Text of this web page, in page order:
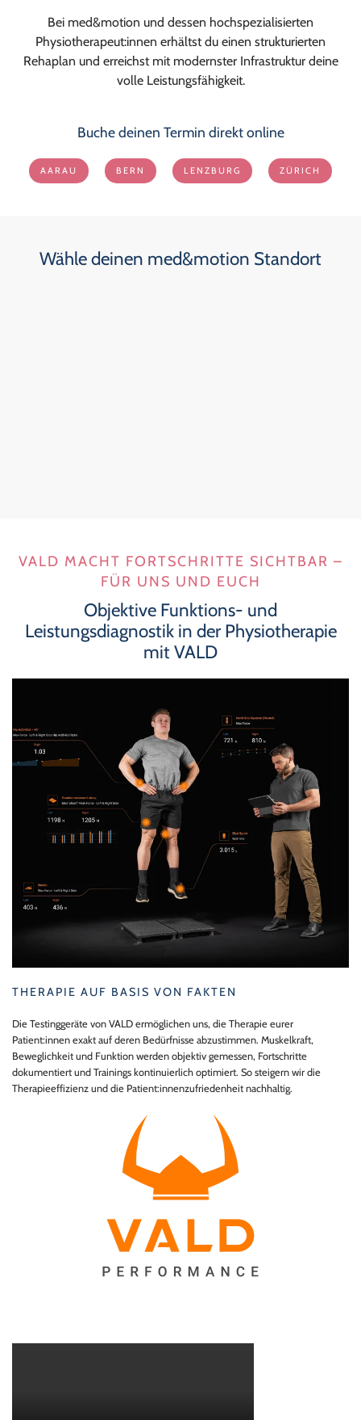
Bei med&motion und dessen hochspezialisierten
Physiotherapeut:innen erhältst du einen strukturierten
Rehaplan und erreichst mit modernster Infrastruktur deine
volle Leistungsfähigkeit.
Buche deinen Termin direkt online
AARAU BERN LENZBURG ZÜRICH
Wähle deinen med&motion Standort
VALD MACHT FORTSCHRITTE SICHTBAR –
FÜR UNS UND EUCH
Objektive Funktions- und
Leistungsdiagnostik in der Physiotherapie
mit VALD
THERAPIE AUF BASIS VON FAKTEN
Die Testinggeräte von VALD ermöglichen uns, die Therapie eurer
Patient:innen exakt auf deren Bedürfnisse abzustimmen. Muskelkraft,
Beweglichkeit und Funktion werden objektiv gemessen, Fortschritte
dokumentiert und Trainings kontinuierlich optimiert. So steigern wir die
Therapieeffizienz und die Patient:innenzufriedenheit nachhaltig.